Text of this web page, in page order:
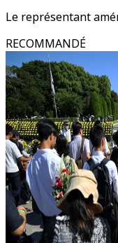
Le représentant
RECOMMANDÉ